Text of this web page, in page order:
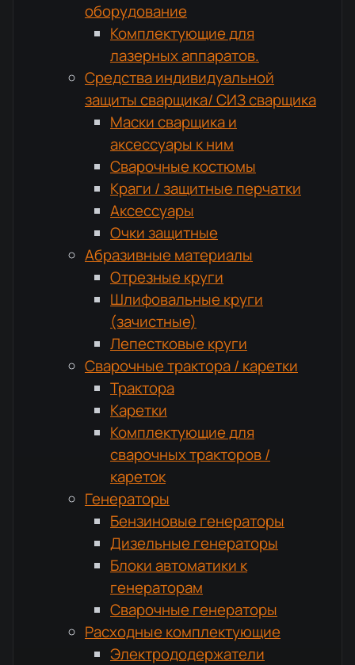
оборудование
Комплектующие для
лазерных аппаратов.
Средства индивидуальной
защиты сварщика/ СИЗ сварщика
Маски сварщика и
аксессуары к ним
Сварочные костюмы
Краги / защитные перчатки
Аксессуары
Очки защитные
Абразивные материалы
Отрезные круги
Шлифовальные круги
(зачистные)
Лепестковые круги
Сварочные трактора / каретки
Трактора
Каретки
Комплектующие для
сварочных тракторов /
кареток
Генераторы
Бензиновые генераторы
Дизельные генераторы
Блоки автоматики к
генераторам
Сварочные генераторы
Расходные комплектующие
Электрододержатели